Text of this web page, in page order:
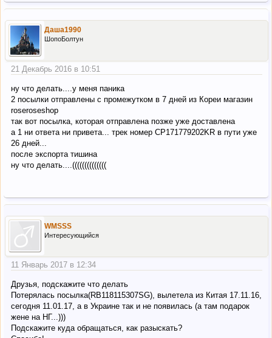
Даша1990
ШопоБолтун
21 Декабрь 2016 в 10:51
ну что делать....у меня паника
2 посылки отправлены с промежутком в 7 дней из Кореи магазин
roseroseshop
так вот посылка, которая отправлена позже уже доставлена
а 1 ни ответа ни привета... трек номер CP171779202KR в пути уже
26 дней...
после экспорта тишина
ну что делать....((((((((((((((
WMSSS
Интересующийся
11 Январь 2017 в 12:34
Друзья, подскажите что делать
Потерялась посылка(RB118115307SG), вылетела из Китая 17.11.16,
сегодня 11.01.17, а в Украине так и не появилась (а там подарок
жене на НГ...)))
Подскажите куда обращаться, как разыскать?